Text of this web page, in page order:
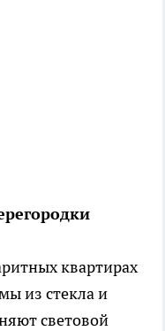
квартирах
из стекла и
световой